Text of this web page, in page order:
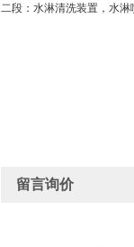
二段：水淋清洗装置，水
留言询价